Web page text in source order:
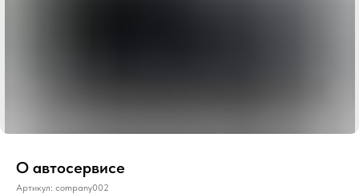
О автосервисе
Артикул: company002